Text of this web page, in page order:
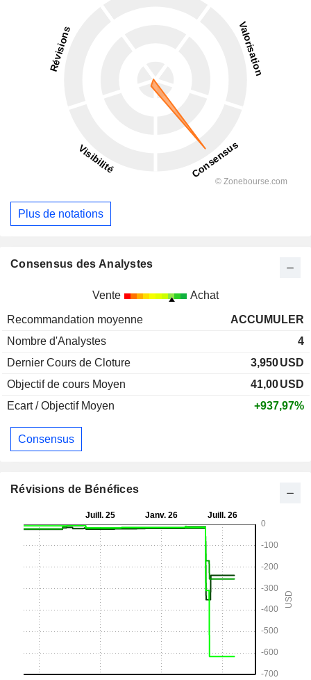
Plus de notations
Consensus des Analystes
Vente Achat
Recommandation moyenne
ACCUMULER
Nombre d'Analystes
4
Dernier Cours de Cloture
3,950USD
Objectif de cours Moyen
41,00USD
Ecart / Objectif Moyen
+937,97%
Consensus
Révisions de Bénéfices